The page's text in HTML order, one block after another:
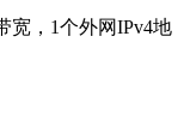
宽，1个外网IPv4地